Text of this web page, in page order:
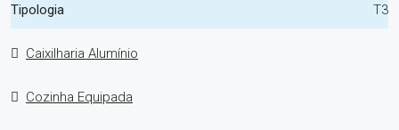
Tipologia T3
Caixilharia Alumínio
Cozinha Equipada